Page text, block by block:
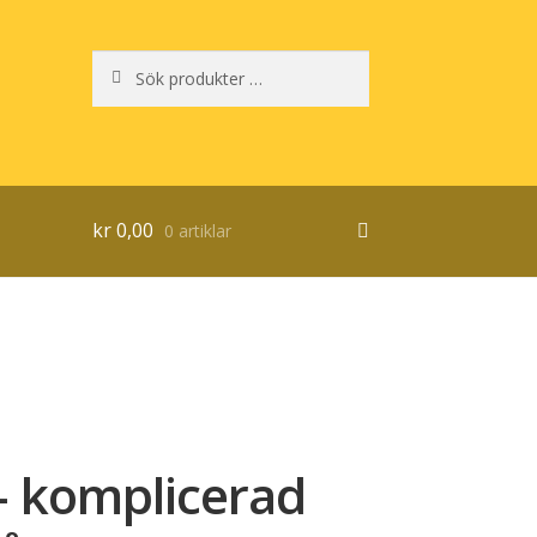
efter:
kr0,00 0 artiklar
komplicerad